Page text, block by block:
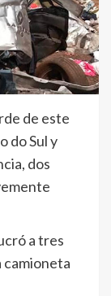
de este
do Sul y
dos
a tres
camioneta